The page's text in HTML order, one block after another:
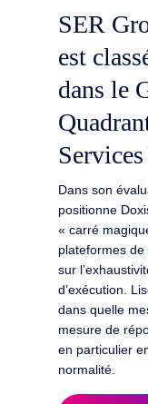
SER
est
dans le
Dans son
positionne
« carré
plateformes
sur
d’exécution.
dans quelle
mesure de
en particulier
normalité.